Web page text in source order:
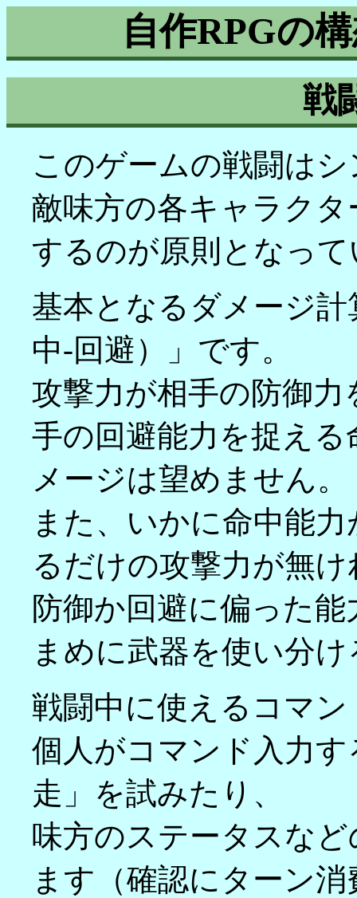
自作RPGの
戦
このゲームの戦闘は
敵味方の各キャラク
するのが原則となっ
基本となるダメージ
中-回避）」です。
攻撃力が相手の防御
手の回避能力を捉え
メージは望めません。
また、いかに命中能
るだけの攻撃力が無
防御か回避に偏った
まめに武器を使い分
戦闘中に使えるコマ
個人がコマンド入力
走」を試みたり、
味方のステータスな
ます（確認にターン